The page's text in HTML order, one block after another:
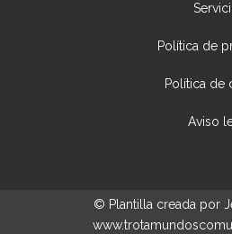
Política de
Política de
Aviso
© Plantilla creada por